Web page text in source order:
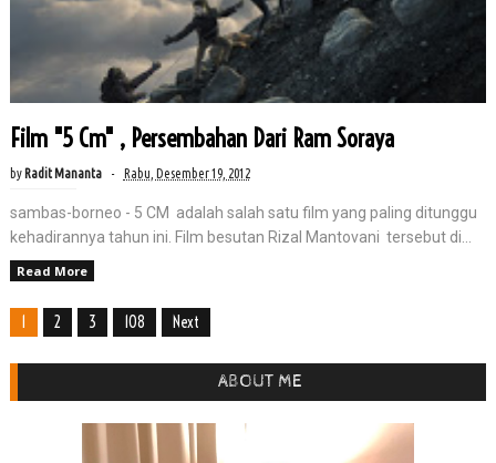
Film "5 Cm" , Persembahan Dari Ram Soraya
by Radit Mananta Rabu, Desember 19, 2012
sambas-borneo - 5 CM adalah salah satu film yang paling ditunggu
kehadirannya tahun ini. Film besutan Rizal Mantovani tersebut di...
Read More
1 2 3 108 Next
ABOUT ME